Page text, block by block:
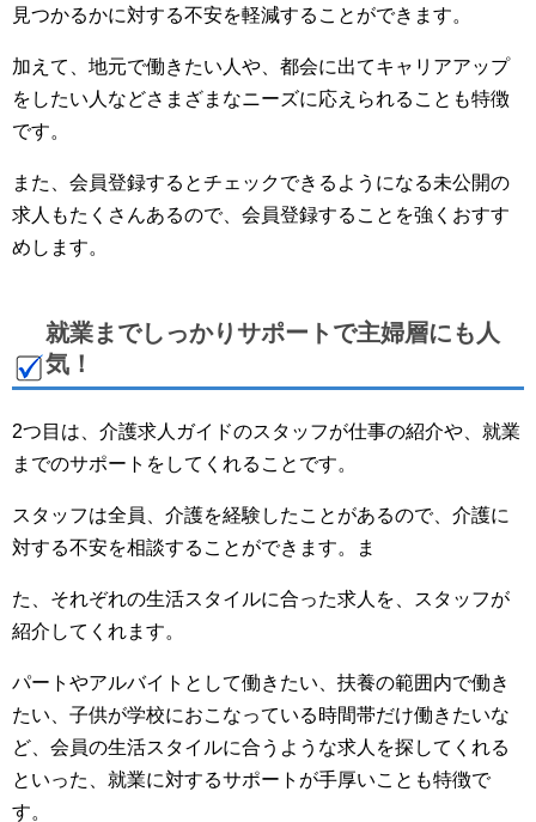
見つかるかに対する不安を軽減することができます。
加えて、地元で働きたい人や、都会に出てキャリアアップ
をしたい人などさまざまなニーズに応えられることも特徴
です。
また、会員登録するとチェックできるようになる未公開の
求人もたくさんあるので、会員登録することを強くおすす
めします。
就業までしっかりサポートで主婦層にも人
気！
2つ目は、介護求人ガイドのスタッフが仕事の紹介や、就業
までのサポートをしてくれることです。
スタッフは全員、介護を経験したことがあるので、介護に
対する不安を相談することができます。ま
た、それぞれの生活スタイルに合った求人を、スタッフが
紹介してくれます。
パートやアルバイトとして働きたい、扶養の範囲内で働き
たい、子供が学校におこなっている時間帯だけ働きたいな
ど、会員の生活スタイルに合うような求人を探してくれる
といった、就業に対するサポートが手厚いことも特徴で
す。